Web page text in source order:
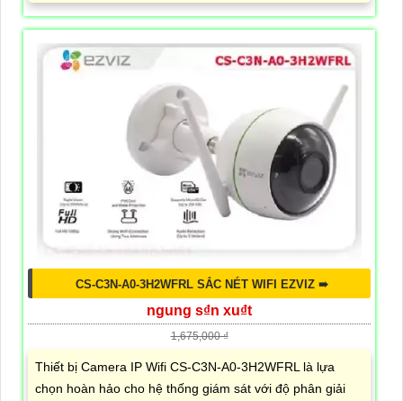
CS-C3N-A0-3H2WFRL SẮC NÉT WIFI EZVIZ ➠
ngung s₫n xu₫t
1,675,000 ₫
Thiết bị Camera IP Wifi CS-C3N-A0-3H2WFRL là lựa
chọn hoàn hảo cho hệ thống giám sát với độ phân giải